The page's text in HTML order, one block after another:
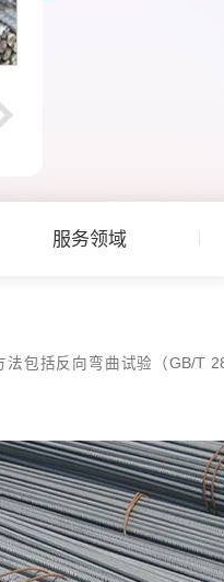
服务领域
包括反向弯曲试验（GB/T